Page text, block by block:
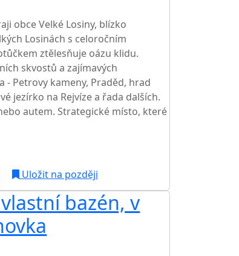
obce Velké Losiny, blízko
Losinách s celoročním
ztělesňuje oázu klidu.
skvostů a zajímavých
- Petrovy kameny, Praděd, hrad
jezírko na Rejvíze a řada dalších.
autem. Strategické místo, které
Uložit na později
bazén, v